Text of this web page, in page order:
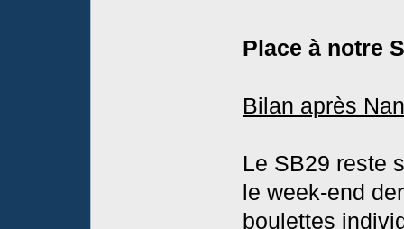
Place à notre
Bilan après
Le SB29 reste
le week-end
boulettes